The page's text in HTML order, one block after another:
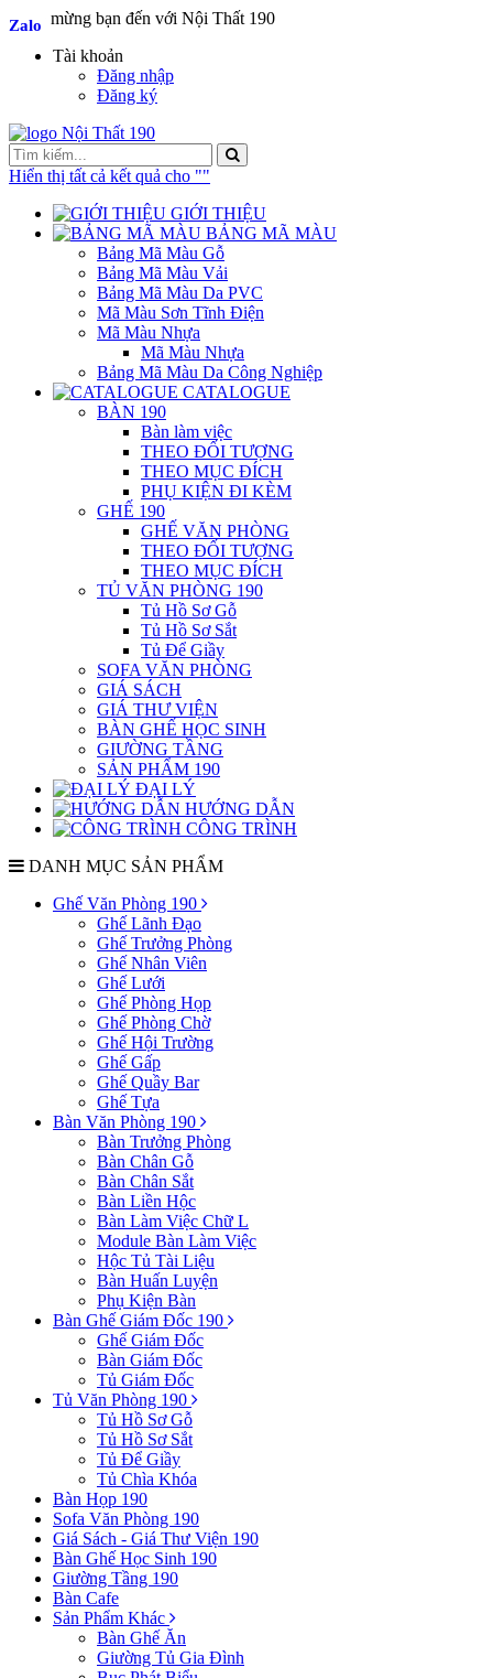
Chào mừng bạn đến với Nội Thất 190
Tài khoản
Đăng nhập
Đăng ký
Hiển thị tất cả kết quả cho ""
GIỚI THIỆU
BẢNG MÃ MÀU
Bảng Mã Màu Gỗ
Bảng Mã Màu Vải
Bảng Mã Màu Da PVC
Mã Màu Sơn Tĩnh Điện
Mã Màu Nhựa
Mã Màu Nhựa
Bảng Mã Màu Da Công Nghiệp
CATALOGUE
BÀN 190
Bàn làm việc
THEO ĐỐI TƯỢNG
THEO MỤC ĐÍCH
PHỤ KIỆN ĐI KÈM
GHẾ 190
GHẾ VĂN PHÒNG
THEO ĐỐI TƯỢNG
THEO MỤC ĐÍCH
TỦ VĂN PHÒNG 190
Tủ Hồ Sơ Gỗ
Tủ Hồ Sơ Sắt
Tủ Để Giầy
SOFA VĂN PHÒNG
GIÁ SÁCH
GIÁ THƯ VIỆN
BÀN GHẾ HỌC SINH
GIƯỜNG TẦNG
SẢN PHẨM 190
ĐẠI LÝ
HƯỚNG DẪN
CÔNG TRÌNH
DANH MỤC SẢN PHẨM
Ghế Văn Phòng 190
Ghế Lãnh Đạo
Ghế Trưởng Phòng
Ghế Nhân Viên
Ghế Lưới
Ghế Phòng Họp
Ghế Phòng Chờ
Ghế Hội Trường
Ghế Gấp
Ghế Quầy Bar
Ghế Tựa
Bàn Văn Phòng 190
Bàn Trưởng Phòng
Bàn Chân Gỗ
Bàn Chân Sắt
Bàn Liền Hộc
Bàn Làm Việc Chữ L
Module Bàn Làm Việc
Hộc Tủ Tài Liệu
Bàn Huấn Luyện
Phụ Kiện Bàn
Bàn Ghế Giám Đốc 190
Ghế Giám Đốc
Bàn Giám Đốc
Tủ Giám Đốc
Tủ Văn Phòng 190
Tủ Hồ Sơ Gỗ
Tủ Hồ Sơ Sắt
Tủ Để Giầy
Tủ Chìa Khóa
Bàn Họp 190
Sofa Văn Phòng 190
Giá Sách - Giá Thư Viện 190
Bàn Ghế Học Sinh 190
Giường Tầng 190
Bàn Cafe
Sản Phẩm Khác
Bàn Ghế Ăn
Giường Tủ Gia Đình
Zalo
Zalo